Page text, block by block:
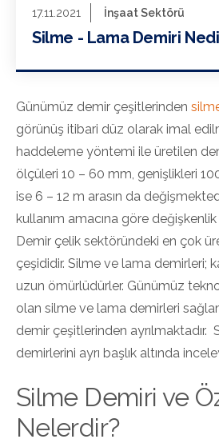
17.11.2021 İnşaat Sektörü
Silme - Lama Demiri
Günümüz demir çeşitlerinden
görünüş itibari düz olarak imal
haddeleme yöntemi ile üretilen
ölçüleri 10 – 60 mm, genişlikleri
ise 6 – 12 m arasın da
kullanım amacına göre
Demir çelik sektöründeki en çok
çeşididir. Silme ve lama demirleri;
uzun ömürlüdürler. Günümüz
olan silme ve lama demirleri
demir çeşitlerinden ayrılmaktadır.
demirlerini ayrı başlık altında
Silme Demiri ve
Nelerdir?